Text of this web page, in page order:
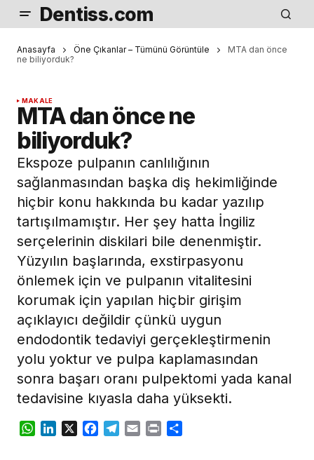
Dentiss.com
Anasayfa Öne Çıkanlar – Tümünü Görüntüle
MTA dan önce
ne biliyorduk?
MAKALE
MTA dan önce ne
biliyorduk?
Ekspoze pulpanın canlılığının
sağlanmasından başka diş hekimliğinde
hiçbir konu hakkında bu kadar yazılıp
tartışılmamıştır. Her şey hatta İngiliz
serçelerinin diskilari bile denenmiştir.
Yüzyılın başlarında, exstirpasyonu
önlemek için ve pulpanın vitalitesini
korumak için yapılan hiçbir girişim
açıklayıcı değildir çünkü uygun
endodontik tedaviyi gerçekleştirmenin
yolu yoktur ve pulpa kaplamasından
sonra başarı oranı pulpektomi yada kanal
tedavisine kıyasla daha yüksekti.
WhatsApp
LinkedIn
X Facebook
Telegram
Email Print